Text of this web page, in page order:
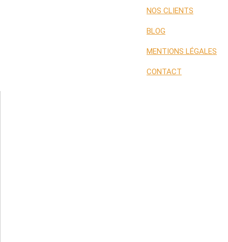
NOS CLIENTS
BLOG
MENTIONS LÉGALES
CONTACT